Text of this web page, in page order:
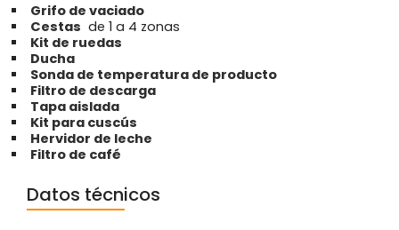
Grifo de vaciado
Cestas de 1 a 4 zonas
Kit de ruedas
Ducha
Sonda de temperatura de producto
Filtro de descarga
Tapa aislada
Kit para cuscús
Hervidor de leche
Filtro de café
Datos técnicos